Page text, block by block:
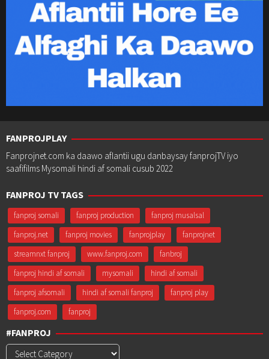
FANPROJPLAY
Fanprojnet.com ka daawo aflantii ugu danbaysay fanprojTV iyo
saafifilms Mysomali hindi af somali cusub 2022
FANPROJ TV TAGS
fanproj somali fanproj production
fanproj musalsal
fanproj.net
fanproj movies fanprojplay
fanprojnet
streamnxt fanproj
www.fanproj.com
fanbroj
fanproj hindi af somali
mysomali
hindi af somali
fanproj afsomali
hindi af somali fanproj
fanproj play
fanproj.com
fanproj
#FANPROJ
#Fanproj